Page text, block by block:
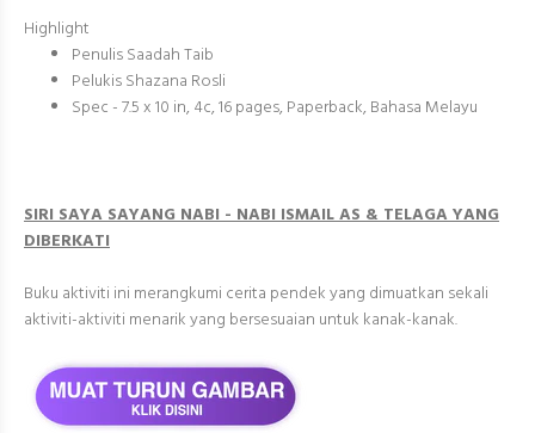
Highlight
Penulis Saadah Taib
Pelukis Shazana Rosli
Spec - 7.5 x 10 in, 4c, 16 pages, Paperback, Bahasa Melayu
SIRI SAYA SAYANG NABI - NABI ISMAIL AS & TELAGA YANG
DIBERKATI
Buku aktiviti ini merangkumi cerita pendek yang dimuatkan sekali
aktiviti-aktiviti menarik yang bersesuaian untuk kanak-kanak.